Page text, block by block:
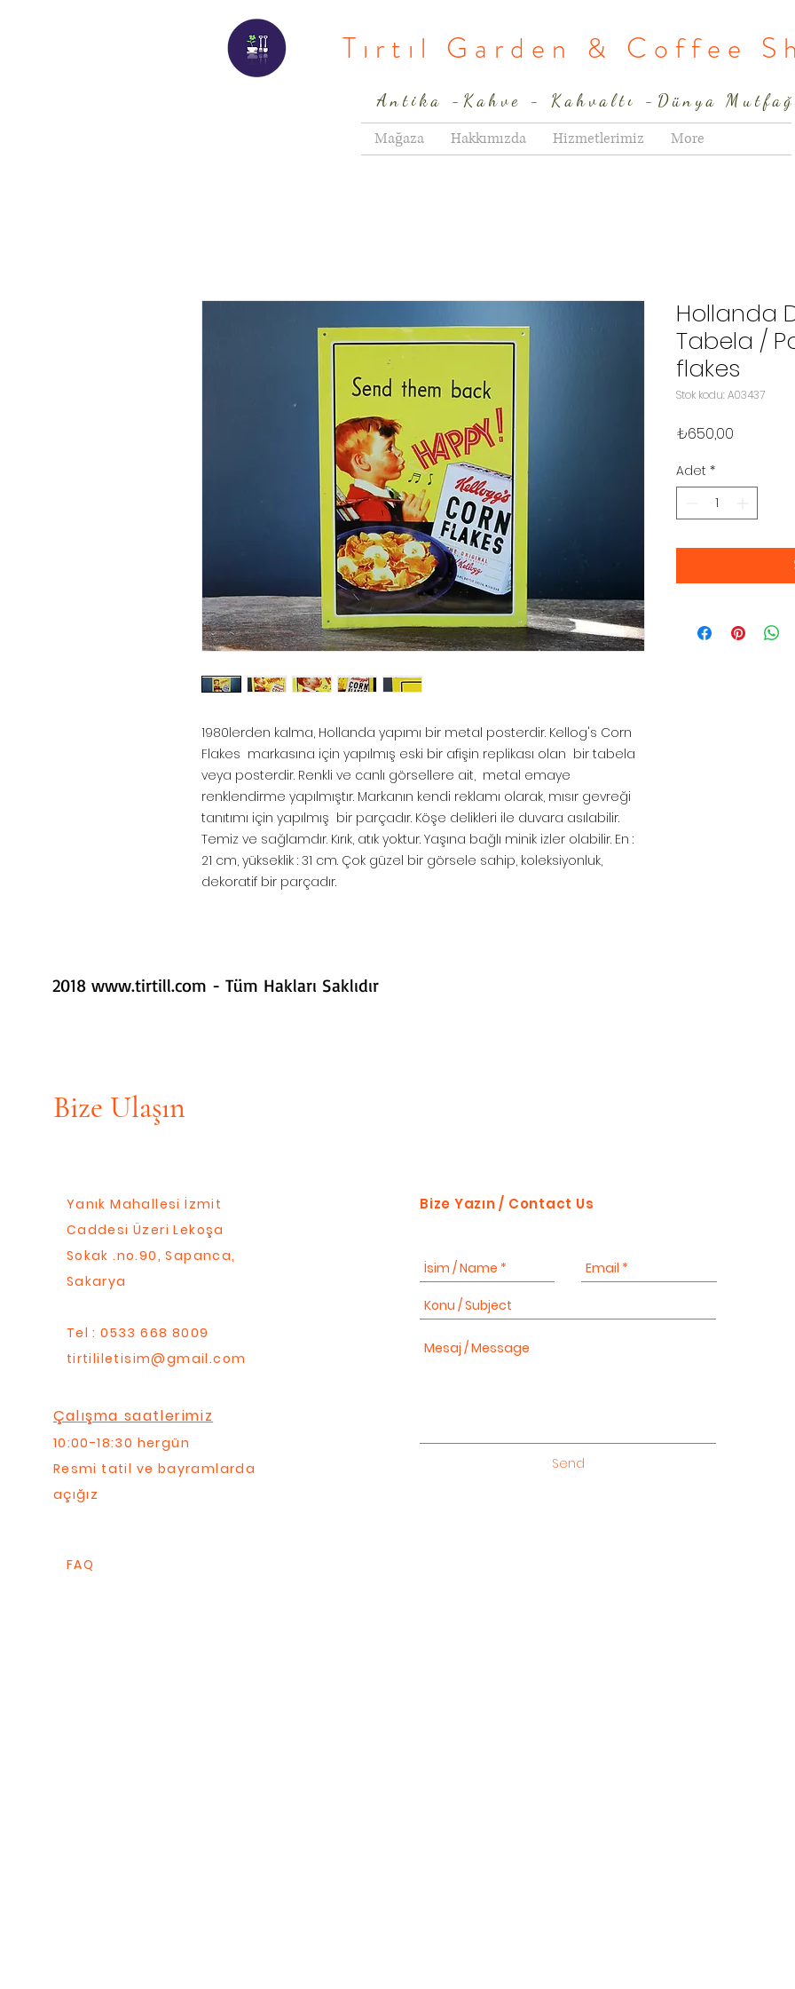
Tırtıl Garden & Coffee
Antika -Kahve - Kahvaltı -Dünya
Mağaza
Hakkımızda Hizmetlerimiz More
1980lerden kalma, Hollanda yapımı bir metal posterdir. Kellog's Corn
Flakes markasına için yapılmış eski bir afişin replikası olan bir tabela
veya posterdir. Renkli ve canlı görsellere ait, metal emaye
renklendirme yapılmıştır. Markanın kendi reklamı olarak, mısır gevreği
tanıtımı için yapılmış bir parçadır. Köşe delikleri ile duvara asılabilir.
Temiz ve sağlamdır. Kırık, atık yoktur. Yaşına bağlı minik izler olabilir. En :
21 cm, yükseklik : 31 cm. Çok güzel bir görsele sahip, koleksiyonluk,
dekoratif bir parçadır.
Hollanda
Tabela /
flakes
Stok kodu: A03437
₺650,00
Adet *
2018 www.tirtill.com - Tüm Hakları Saklıdır
Bize Ulaşın
Yanık Mahallesi İzmit
Caddesi Üzeri Lekoşa
Sokak .no.90, Sapanca,
Sakarya
Tel : 0533 668 8009
tirtililetisim@gmail.com
Çalışma saatlerimiz
10:00-18:30 hergün
Resmi tatil ve bayramlarda
açığız
FAQ
Bize Yazın / Contact Us
Send